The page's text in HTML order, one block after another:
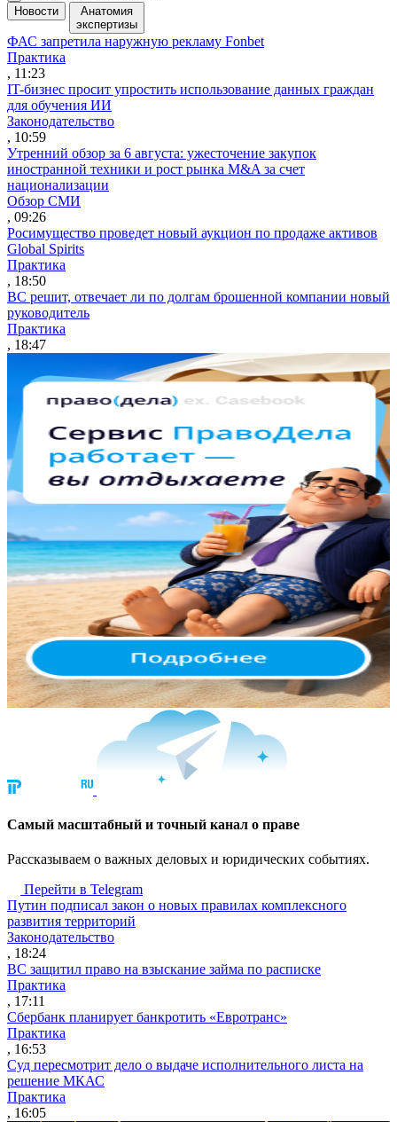
Новости
Анатомия
экспертизы
ФАС запретила наружную рекламу Fonbet
Практика
, 11:23
IT-бизнес просит упростить использование данных граждан
для обучения ИИ
Законодательство
, 10:59
Утренний обзор за 6 августа: ужесточение закупок
иностранной техники и рост рынка M&A за счет
национализации
Обзор СМИ
, 09:26
Росимущество проведет новый аукцион по продаже активов
Global Spirits
Практика
, 18:50
ВС решит, отвечает ли по долгам брошенной компании новый
руководитель
Практика
, 18:47
Cамый масштабный и точный канал о праве
Рассказываем о важных деловых и юридических событиях.
Перейти в Telegram
Путин подписал закон о новых правилах комплексного
развития территорий
Законодательство
, 18:24
ВС защитил право на взыскание займа по расписке
Практика
, 17:11
Сбербанк планирует банкротить «Евротранс»
Практика
, 16:53
Суд пересмотрит дело о выдаче исполнительного листа на
решение МКАС
Практика
, 16:05